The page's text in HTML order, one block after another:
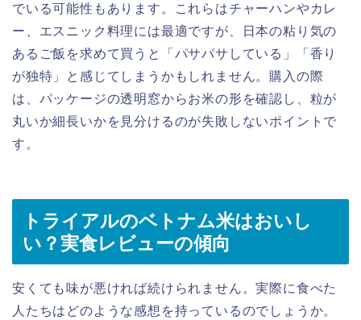
でいる可能性もあります。これらはチャーハンやカレ
ー、エスニック料理には最適ですが、日本の粘り気の
あるご飯を求めて買うと「パサパサしている」「香り
が独特」と感じてしまうかもしれません。購入の際
は、パッケージの透明窓からお米の形を確認し、粒が
丸いか細長いかを見分けるのが失敗しないポイントで
す。
トライアルのベトナム米はおいし
い？実食レビューの傾向
安くても味が悪ければ続けられません。実際に食べた
人たちはどのような感想を持っているのでしょうか。